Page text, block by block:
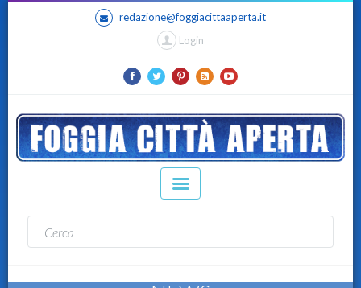
redazione@foggiacittaaperta.it
Login